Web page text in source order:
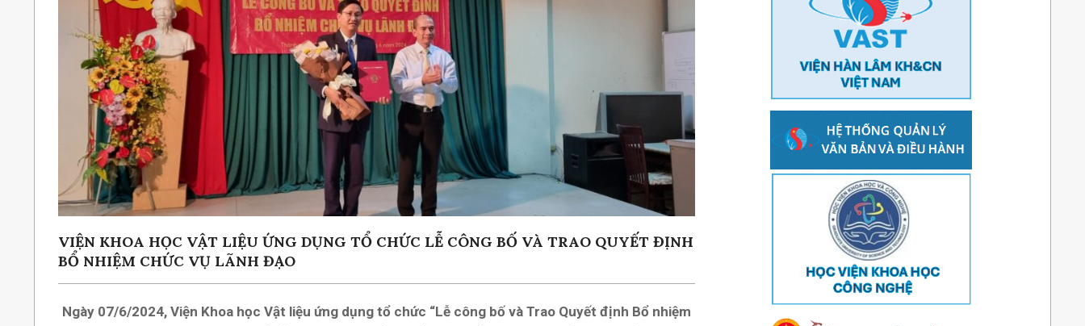
VIỆN KHOA HỌC VẬT LIỆU ỨNG DỤNG TỔ CHỨC LỄ CÔNG BỐ VÀ TRAO QUYẾT ĐỊNH
BỔ NHIỆM CHỨC VỤ LÃNH ĐẠO
Ngày 07/6/2024, Viện Khoa học Vật liệu ứng dụng tổ chức “Lễ công bố và Trao Quyết định Bổ nhiệm